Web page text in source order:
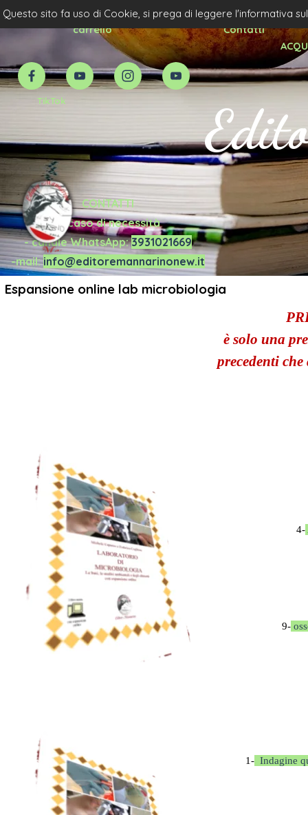
Questo sito fa uso di Cookie, si prega di leggere l'informativa
Home Page
Acquista Scolatico Priv.
carrello
Contatti
TikTok
CONTATTI
in caso di necessità
- canale WhatsApp:3931021669
-mail:info@editoremannarinonew.it
Espansione online lab microbiologia
è solo una
precedenti
4-
9-
1-Indagine